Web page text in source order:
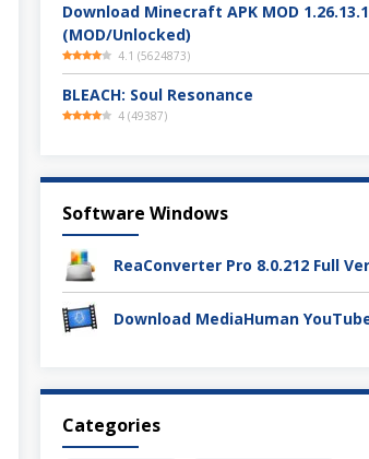
Download Minecraft APK MOD 1.26.13.1
(MOD/Unlocked)
4.1 (5624873)
BLEACH: Soul Resonance
4 (49387)
Software Windows
Categories